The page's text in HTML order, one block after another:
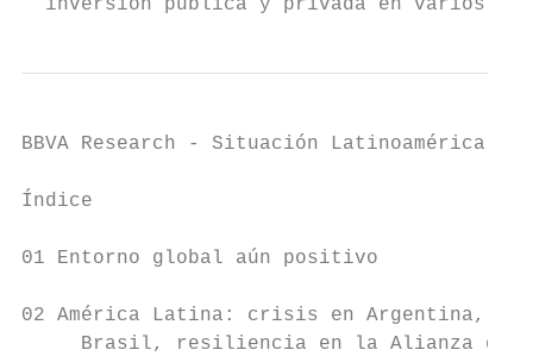
inversión pública y privada en varios
BBVA Research - Situación Latinoamérica
Índice
01 Entorno global aún positivo
02 América Latina: crisis en Argentina,
Brasil, resiliencia en la Alianza del